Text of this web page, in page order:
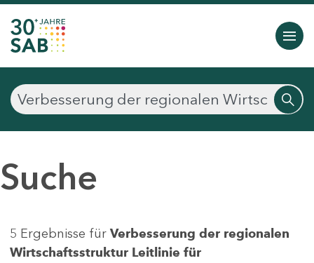
Suche
5 Ergebnisse für Verbesserung der regionalen
Wirtschaftsstruktur Leitlinie für